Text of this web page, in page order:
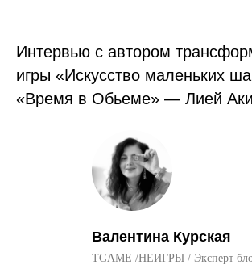
Интервью с автором
игры «Искусство маленьких
«Время в Обьеме» — Лией
Валентина Курская
TGAME /НЕИГРЫ / Эксперт